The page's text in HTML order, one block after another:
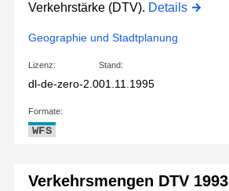
Verkehrstärke (DTV). Details
Geographie und Stadtplanung
Lizenz:
dl-de-zero-2.0
Stand:
01.11.1995
Formate:
WFS
Verkehrsmengen DTV 1993